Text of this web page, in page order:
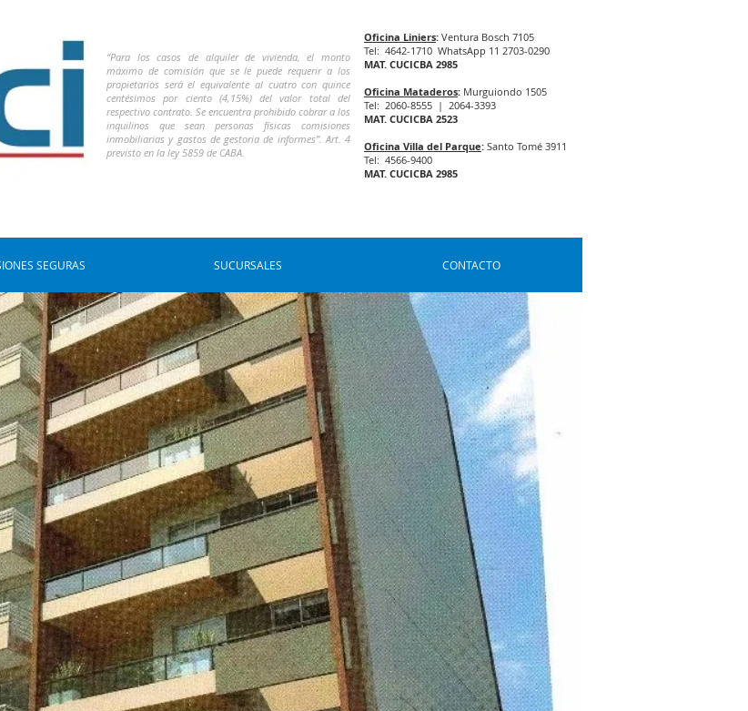
“Para los casos de alquiler de vivienda, el monto
máximo de comisión que se le puede requerir a los
propietarios será el equivalente al cuatro con quince
centésimos por ciento (4,15%) del valor total del
respectivo contrato. Se encuentra prohibido cobrar a los
inquilinos que sean personas físicas comisiones
inmobiliarias y gastos de gestoria de informes”. Art. 4
previsto en la ley 5859 de CABA.
Oficina Liniers: Ventura Bosch 7105
Tel: 4642-1710 WhatsApp 11 2703-0290
MAT. CUCICBA 2985
Oficina Mataderos: Murguiondo 1505
Tel: 2060-8555 | 2064-3393
MAT. CUCICBA 2523
Oficina Villa del Parque: Santo Tomé 3911
Tel: 4566-9400
MAT. CUCICBA 2985
SEGURAS SUCURSALES CONTACTO